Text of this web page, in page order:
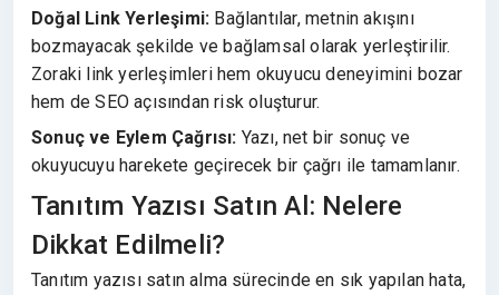
Doğal Link Yerleşimi: Bağlantılar, metnin akışını
bozmayacak şekilde ve bağlamsal olarak yerleştirilir.
Zoraki link yerleşimleri hem okuyucu deneyimini bozar
hem de SEO açısından risk oluşturur.
Sonuç ve Eylem Çağrısı: Yazı, net bir sonuç ve
okuyucuyu harekete geçirecek bir çağrı ile tamamlanır.
Tanıtım Yazısı Satın Al: Nelere
Dikkat Edilmeli?
Tanıtım yazısı satın alma sürecinde en sık yapılan hata,